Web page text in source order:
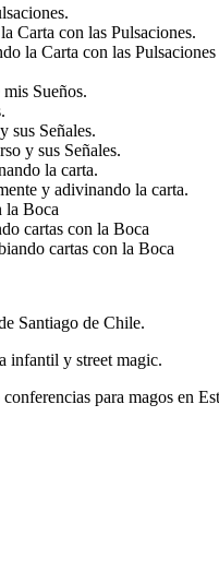
Carta con las Pulsaciones.
la Carta con las Pulsaciones
Sueños.
sus Señales.
y sus Señales.
la carta.
y adivinando la carta.
la Boca
cartas con la Boca
cartas con la Boca
Santiago de Chile.
infantil y street magic.
para magos en